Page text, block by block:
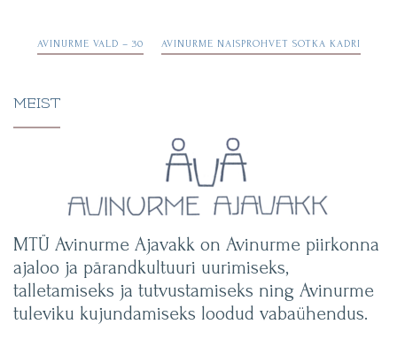
Navigeerimine
AVINURME VALD – 30 AVINURME NAISPROHVET SOTKA KADRI
MEIST
MTÜ Avinurme Ajavakk on Avinurme piirkonna
ajaloo ja pärandkultuuri uurimiseks,
talletamiseks ja tutvustamiseks ning Avinurme
tuleviku kujundamiseks loodud vabaühendus.